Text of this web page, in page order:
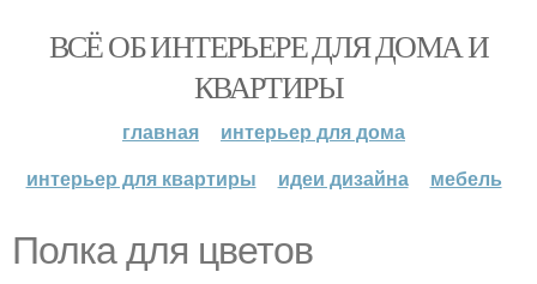
ВСЁ ОБ ИНТЕРЬЕРЕ ДЛЯ ДОМА И
КВАРТИРЫ
главная
интерьер для дома
интерьер для квартиры
идеи дизайна мебель
Полка для цветов